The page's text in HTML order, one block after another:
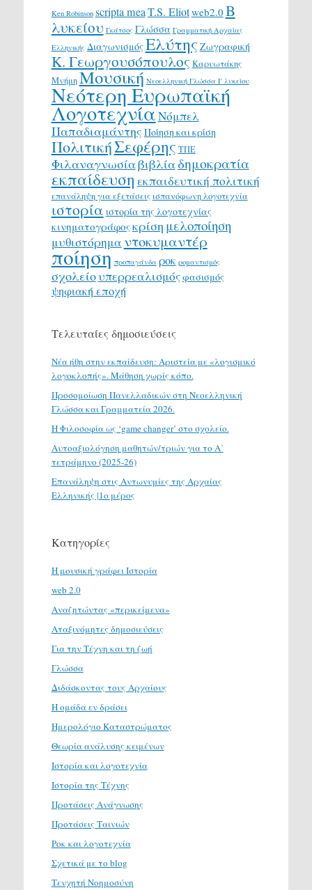
Ken Robinson scripta meaT.S. Eliotweb2.0 Β
λυκείου Γκάτσος Γλώσσα Γραμματική Αρχαίας
Ελληνικής ΔιαγωνισμόςΕλύτης Ζωγραφική
Κ. Γεωργουσόπουλος Καρυωτάκης
ΜνήμηΜουσική Νεοελληνική Γλώσσα Γ λυκείου
Νεότερη Ευρωπαϊκή
ΛογοτεχνίαΝόμπελ
Παπαδιαμάντης Ποίηση και κρίση
ΠολιτικήΣεφέρης ΤΠΕ
Φιλαναγνωσίαβιβλίαδημοκρατία
εκπαίδευση εκπαιδευτική πολιτική
επανάληψη για εξετάσεις ισπανόφωνη λογοτεχνία
ιστορία ιστορία της λογοτεχνίας
κινηματογράφοςκρίση μελοποίηση
μυθιστόρημα ντοκυμαντέρ
ποίηση προπαγάνδα ροκ ρομαντισμός
σχολείουπερρεαλισμόςφασισμός
ψηφιακή εποχή
Τελευταίες δημοσιεύσεις
Νέα ήθη στην εκπαίδευση: Αριστεία με «λογισμικό
λογοκλοπής». Μάθηση χωρίς κόπο.
Προσομοίωση Πανελλαδικών στη Νεοελληνική
Γλώσσα και Γραμματεία 2026.
H Φιλοσοφία ως ‘game changer’ στο σχολείο.
Αυτοαξιολόγηση μαθητών/τριών για το Α΄
τετράμηνο (2025-26)
Επανάληψη στις Αντωνυμίες της Αρχαίας
Ελληνικής |1ο μέρος
Κατηγορίες
H μουσική γράφει Ιστορία
web 2.0
Αναζητώντας «περικείμενα»
Αταξινόμητες δημοσιεύσεις
Για την Τέχνη και τη ζωή
Γλώσσα
Διδάσκοντας τους Αρχαίους
Η ομάδα εν δράσει
Ημερολόγιο Καταστρώματος
Θεωρία ανάλυσης κειμένων
Ιστορία και λογοτεχνία
Ιστορία της Τέχνης
Προτάσεις Ανάγνωσης
Προτάσεις Ταινιών
Ροκ και λογοτεχνία
Σχετικά με το blog
Τενχητή Νοημοσύνη